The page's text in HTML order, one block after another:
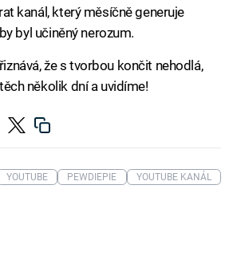
kanál, který měsíčně generuje
byl učiněný nerozum.
že s tvorbou končit nehodlá,
několik dní a uvidíme!
YOUTUBE PEWDIEPIE YOUTUBE KANÁL